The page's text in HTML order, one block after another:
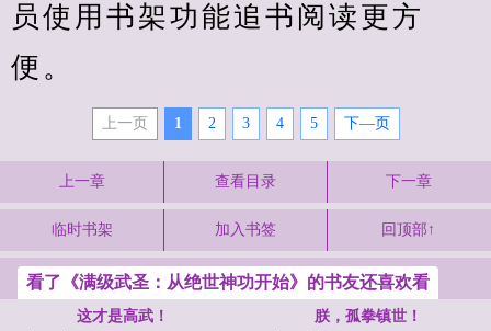
员使用书架功能追书阅读更方
便。
上一页 1 2 3 4 5 下—页
上一章 查看目录 下一章
临时书架 加入书签 回顶部↑
看了《满级武圣：从绝世神功开始》的书友还喜欢看
这才是高武！
朕，孤拳镇世！